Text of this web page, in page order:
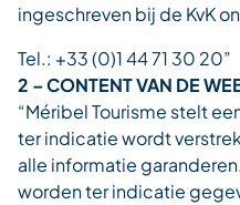
ingeschreven bij de KvK
Tel.: +33 (0)1 44 71 30 20”
2 – CONTENT VAN DE
“Méribel Tourisme stelt
ter indicatie wordt
alle informatie
worden ter indicatie